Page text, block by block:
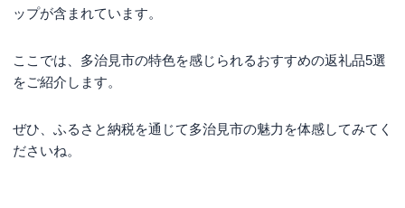
ップが含まれています。
ここでは、多治見市の特色を感じられるおすすめの返礼品5選
をご紹介します。
ぜひ、ふるさと納税を通じて多治見市の魅力を体感してみてく
ださいね。